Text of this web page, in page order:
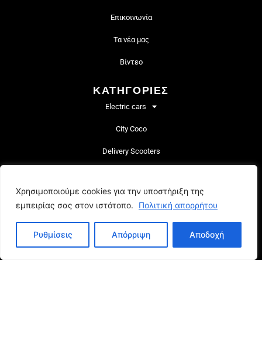
Χρησιμοποιούμε cookies για την υποστήριξη της
εμπειρίας σας στον ιστότοπο.
Πολιτική απορρήτου
Ρυθμίσεις Απόρριψη Αποδοχή
Επικοινωνία
Τα νέα μας
Βίντεο
ΚΑΤΗΓΟΡΙΕΣ
Electric cars
City Coco
Delivery Scooters
eBikes
ΥΠΗΡΕΣΙΑ